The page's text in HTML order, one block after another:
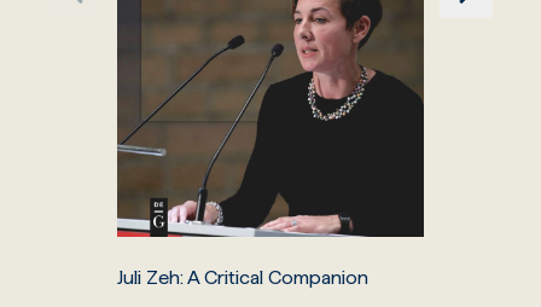
Juli Zeh: A Critical Companion